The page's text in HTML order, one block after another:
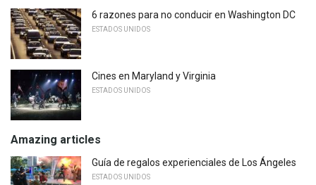
6 razones para no conducir en Washington DC
ESTADOS UNIDOS
Cines en Maryland y Virginia
ESTADOS UNIDOS
Amazing articles
Guía de regalos experienciales de Los Ángeles
ESTADOS UNIDOS